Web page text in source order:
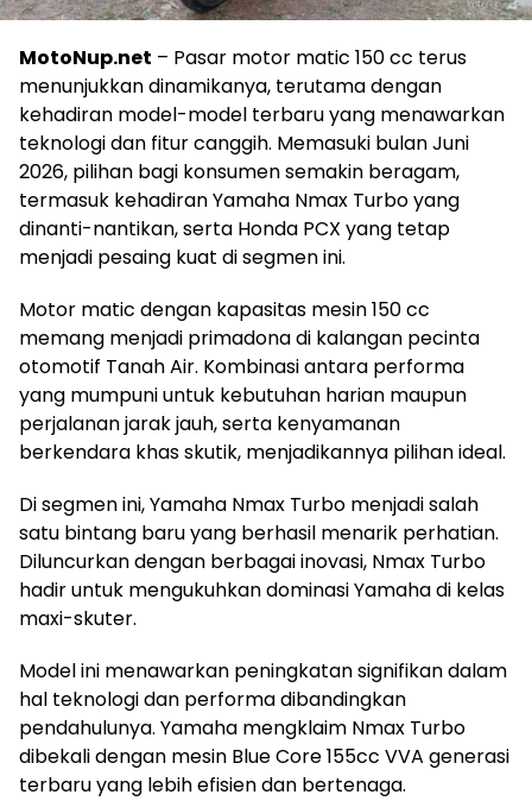
MotoNup.net – Pasar motor matic 150 cc terus
menunjukkan dinamikanya, terutama dengan
kehadiran model-model terbaru yang menawarkan
teknologi dan fitur canggih. Memasuki bulan Juni
2026, pilihan bagi konsumen semakin beragam,
termasuk kehadiran Yamaha Nmax Turbo yang
dinanti-nantikan, serta Honda PCX yang tetap
menjadi pesaing kuat di segmen ini.
Motor matic dengan kapasitas mesin 150 cc
memang menjadi primadona di kalangan pecinta
otomotif Tanah Air. Kombinasi antara performa
yang mumpuni untuk kebutuhan harian maupun
perjalanan jarak jauh, serta kenyamanan
berkendara khas skutik, menjadikannya pilihan ideal.
Di segmen ini, Yamaha Nmax Turbo menjadi salah
satu bintang baru yang berhasil menarik perhatian.
Diluncurkan dengan berbagai inovasi, Nmax Turbo
hadir untuk mengukuhkan dominasi Yamaha di kelas
maxi-skuter.
Model ini menawarkan peningkatan signifikan dalam
hal teknologi dan performa dibandingkan
pendahulunya. Yamaha mengklaim Nmax Turbo
dibekali dengan mesin Blue Core 155cc VVA generasi
terbaru yang lebih efisien dan bertenaga.